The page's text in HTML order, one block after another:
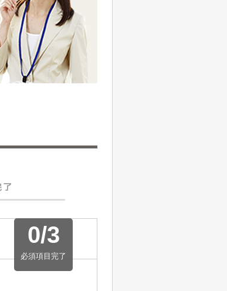
0/3
必須項目完了